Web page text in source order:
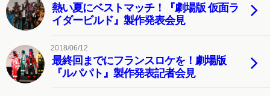
熱い夏にベストマッチ！『劇場版 仮面ラ
イダービルド』製作発表会見
2018/06/12
最終回までにフランスロケを！劇場版
『ルパパト』製作発表記者会見